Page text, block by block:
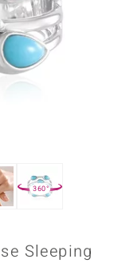
360°
Sleeping